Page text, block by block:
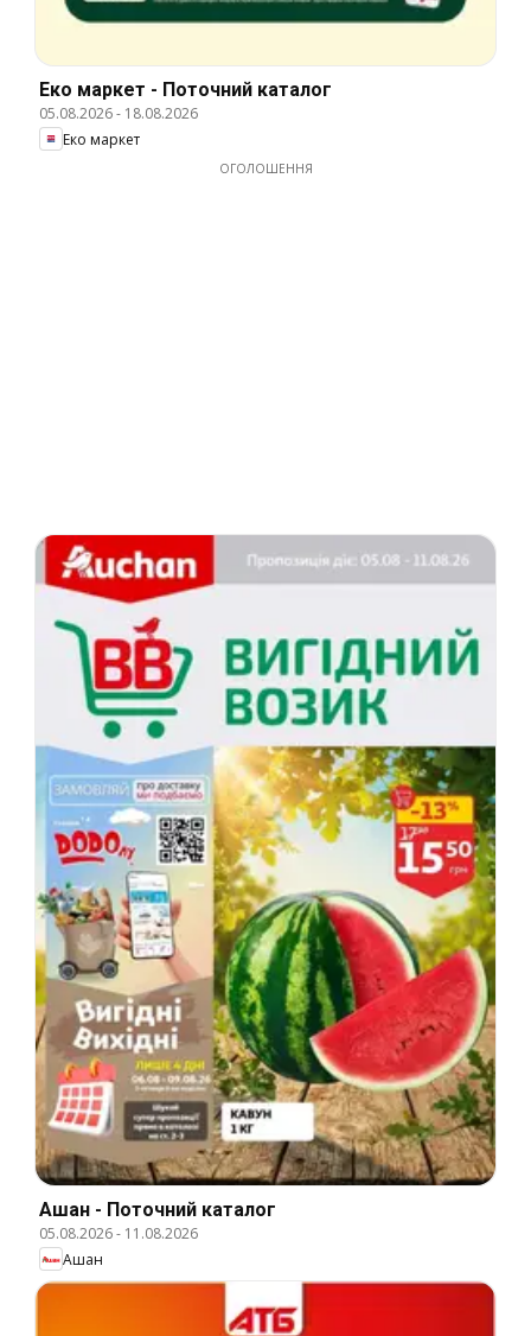
Еко маркет - Поточний каталог
05.08.2026- 18.08.2026
Еко маркет
ОГОЛОШЕННЯ
Ашан - Поточний каталог
05.08.2026- 11.08.2026
Ашан